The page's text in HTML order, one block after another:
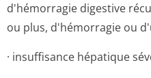
d'hémorragie digestive
ou plus, d'hémorragie ou
· insuffisance hépatique